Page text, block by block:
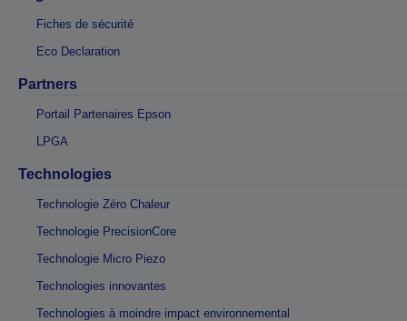
Fiches de sécurité
Eco Declaration
Partners
Portail Partenaires Epson
LPGA
Technologies
Technologie Zéro Chaleur
Technologie PrecisionCore
Technologie Micro Piezo
Technologies innovantes
Technologies à moindre impact environnemental